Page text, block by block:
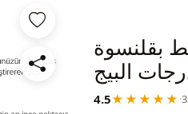
بقلنسوة
البيج
4.5★★★★★ ·